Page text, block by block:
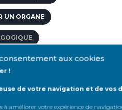
aux cookies
!
de votre navigation et de vos
à améliorer votre expérience de
UN ORGANE